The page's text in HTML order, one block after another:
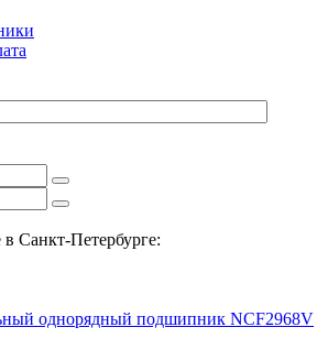
Санкт-Петербурге:
однорядный подшипник NCF2968V